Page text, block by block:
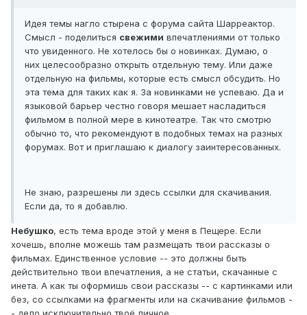
Идея темы нагло стырена с форума сайта Шарреактор.
Смысл - поделиться свежими впечатлениями от только
что увиденного. Не хотелось бы о новинках. Думаю, о
них целесообразно открыть отдельную тему. Или даже
отдельную на фильмы, которые есть смысл обсудить. Но
эта тема для таких как я. За новинками не успеваю. Да и
языковой барьер честно говоря мешает насладиться
фильмом в полной мере в кинотеатре. Так что смотрю
обычно то, что рекомендуют в подобных темах на разных
форумах. Вот и приглашаю к диалогу заинтересованных.
Не знаю, разрешены ли здесь ссылки для скачивания.
Если да, то я добавлю.
Небушко, есть тема вроде этой у меня в Пещере. Если
хочешь, вполне можешь там размещать твои рассказы о
фильмах. Единственное условие -- это должны быть
действительно твои впечатления, а не статьи, скачанные с
инета. А как ты оформишь свои рассказы -- с картинками или
без, со ссылками на фрагменты или на скачивание фильмов -